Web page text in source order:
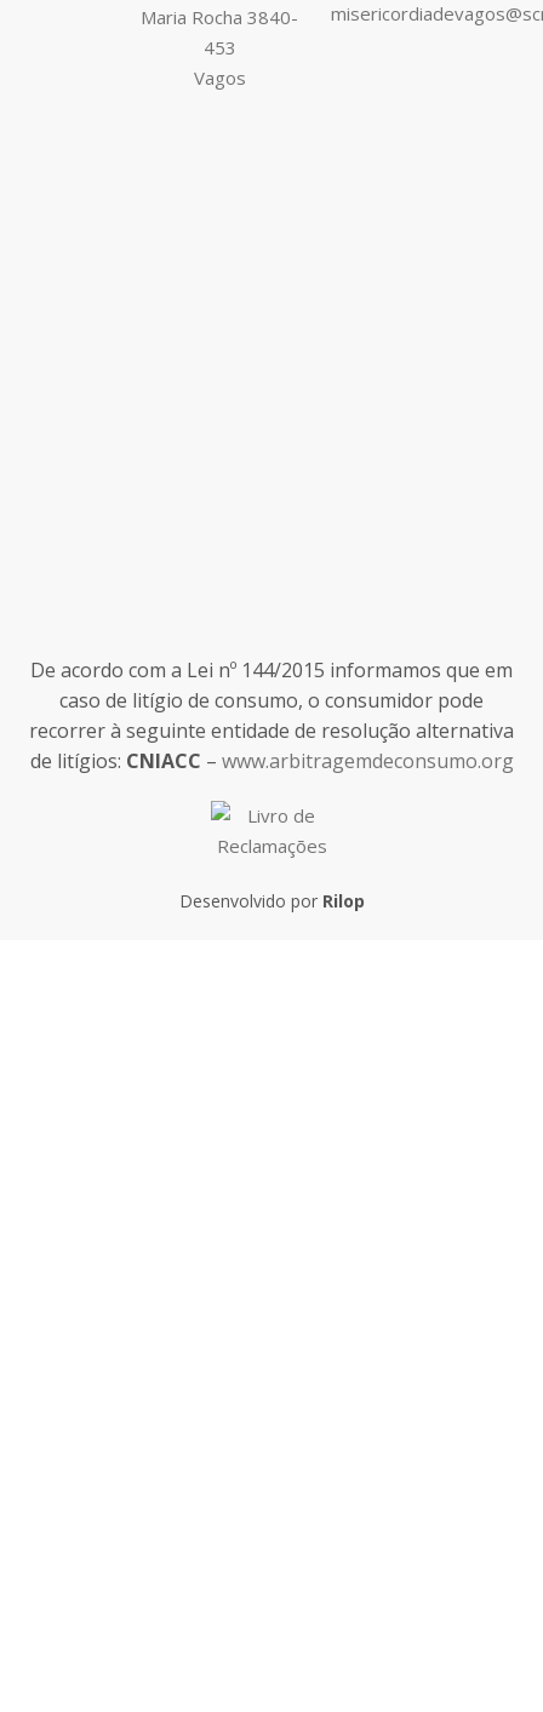
Maria Rocha 3840-
453
Vagos
De acordo com a Lei nº 144/2015 informamos que em
caso de litígio de consumo, o consumidor pode
recorrer à seguinte entidade de resolução alternativa
de litígios: CNIACC – www.arbitragemdeconsumo.org
Desenvolvido por Rilop